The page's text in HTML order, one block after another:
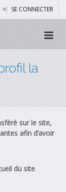
SE CONNECTER
la
sur le site,
afin d’avoir
du site